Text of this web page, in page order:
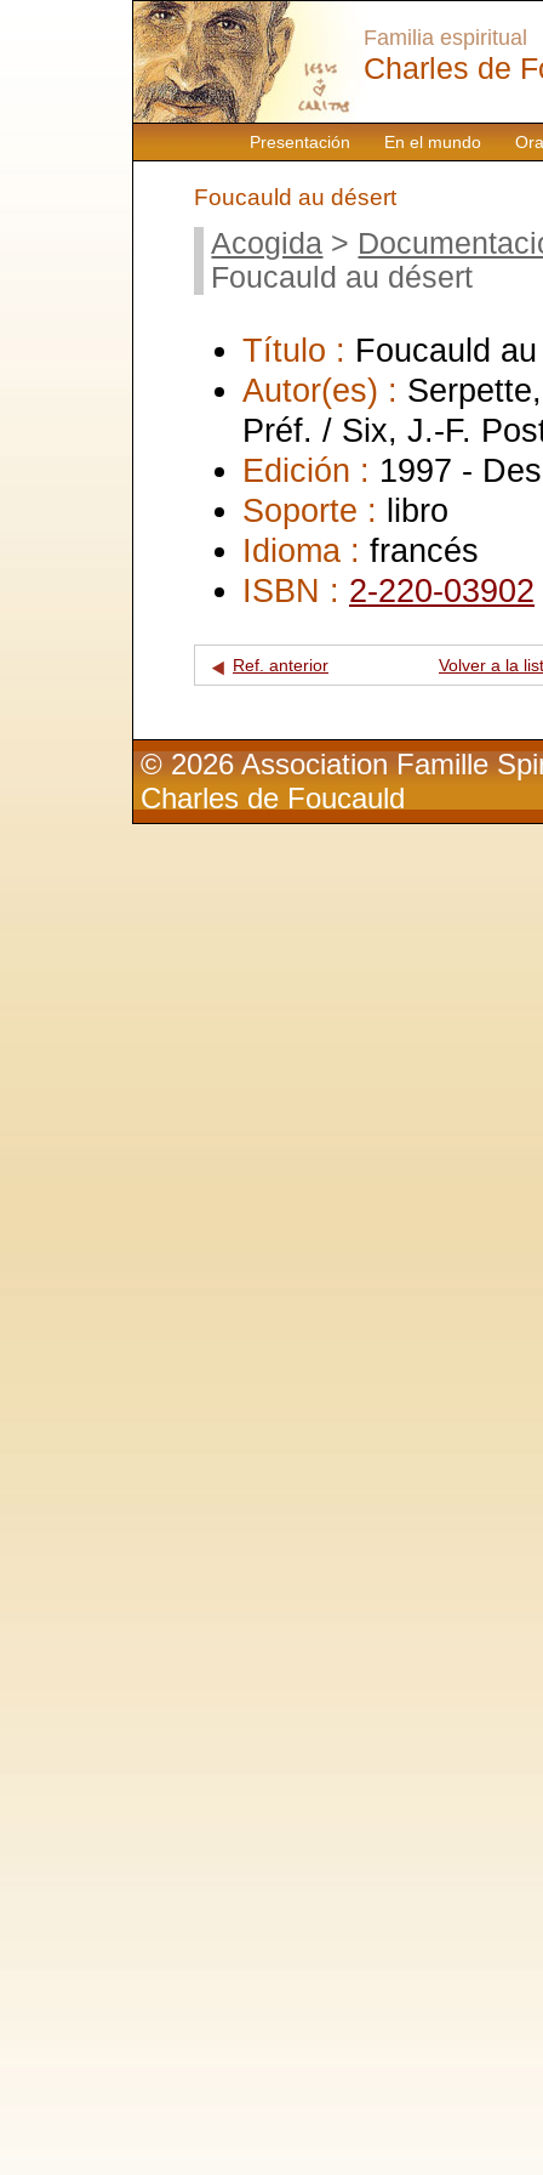
Presentación En el mundo
Familia espiritual
Charles de
Foucauld au désert
Acogida >
Foucauld au désert
Título : Foucauld
Autor(es) :
Préf. / Six, J.-F.
Edición : 1997 -
Soporte : libro
Idioma : francés
ISBN : 2-220-03902
Ref. anterior Volver a la
© 2026 Association Famille
Charles de Foucauld